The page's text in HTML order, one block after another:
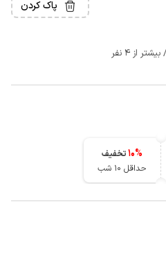
پاک کردن
10%
تخفیف
حداقل 10 شب